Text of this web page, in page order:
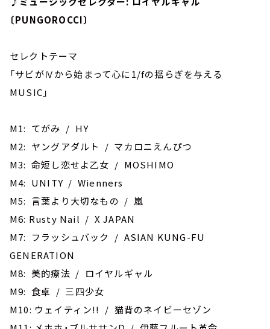
〔PUNGOROCCI〕
セレクトテーマ
「サビがⅣから始まって心に1/fの揺らぎを与える
MUSIC」
M1: てがみ / HY
M2: ヤングアダルト / マカロニえんぴつ
M3: 命短し恋せよ乙女 / MOSHIMO
M4: UNITY / Wienners
M5: 言葉より大切なもの / 嵐
M6: Rusty Nail / X JAPAN
M7: フラッシュバック / ASIAN KUNG-FU
GENERATION
M8: 美的療法 / ロイヤルギャル
M9: 食卓 / 三四少女
M10: ウェイティン!! / 猫背のネイビーセゾン